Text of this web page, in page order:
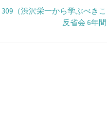
（渋沢栄一から学ぶべき
反省会 6年